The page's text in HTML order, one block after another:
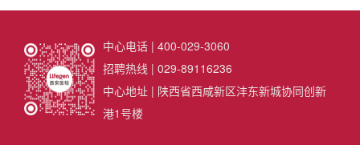
中心电话 | 400-029-3060
招聘热线 | 029-89116236
中心地址 | 陕西省西咸新区沣东新城协同创新
港1号楼